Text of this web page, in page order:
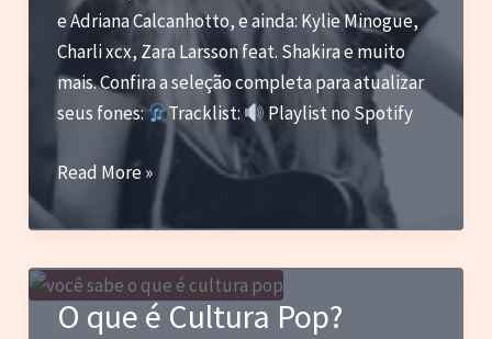
e Adriana Calcanhotto, e ainda: Kylie Minogue,
Charli xcx, Zara Larsson feat. Shakira e muito
mais. Confira a seleção completa para atualizar
seus fones:
Tracklist: Playlist no Spotify
The
Tiê
com
Adriana
Calcanhotto,
Read More »
O que é Cultura Pop?